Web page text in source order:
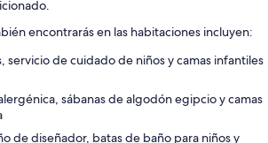
encontrarás en las habitaciones incluyen:
servicio de cuidado de niños y camas infantiles
sábanas de algodón egipcio y camas
de diseñador, batas de baño para niños y